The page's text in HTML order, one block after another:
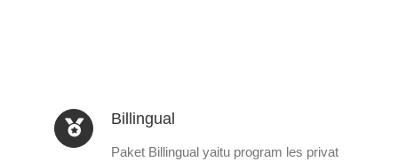
Billingual
Paket Billingual yaitu program les privat